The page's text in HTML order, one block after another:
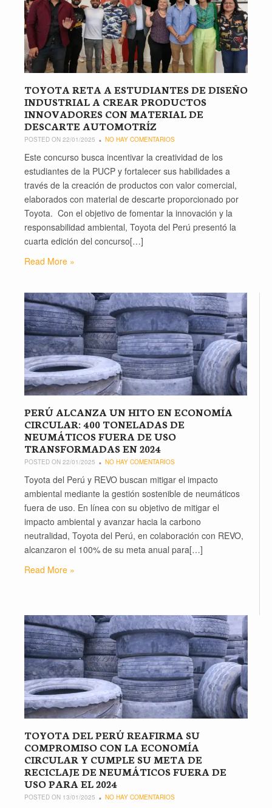
TOYOTA RETA A ESTUDIANTES DE DISEÑO
INDUSTRIAL A CREAR PRODUCTOS
INNOVADORES CON MATERIAL DE
DESCARTE AUTOMOTRÍZ
POSTED ON 22/01/2025 NO HAY COMENTARIOS
Este concurso busca incentivar la creatividad de los
estudiantes de la PUCP y fortalecer sus habilidades a
través de la creación de productos con valor comercial,
elaborados con material de descarte proporcionado por
Toyota. Con el objetivo de fomentar la innovación y la
responsabilidad ambiental, Toyota del Perú presentó la
cuarta edición del concurso[…]
Read More »
PERÚ ALCANZA UN HITO EN ECONOMÍA
CIRCULAR: 400 TONELADAS DE
NEUMÁTICOS FUERA DE USO
TRANSFORMADAS EN 2024
POSTED ON 22/01/2025 NO HAY COMENTARIOS
Toyota del Perú y REVO buscan mitigar el impacto
ambiental mediante la gestión sostenible de neumáticos
fuera de uso. En línea con su objetivo de mitigar el
impacto ambiental y avanzar hacia la carbono
neutralidad, Toyota del Perú, en colaboración con REVO,
alcanzaron el 100% de su meta anual para[…]
Read More »
TOYOTA DEL PERÚ REAFIRMA SU
COMPROMISO CON LA ECONOMÍA
CIRCULAR Y CUMPLE SU META DE
RECICLAJE DE NEUMÁTICOS FUERA DE
USO PARA EL 2024
POSTED ON 13/01/2025 NO HAY COMENTARIOS